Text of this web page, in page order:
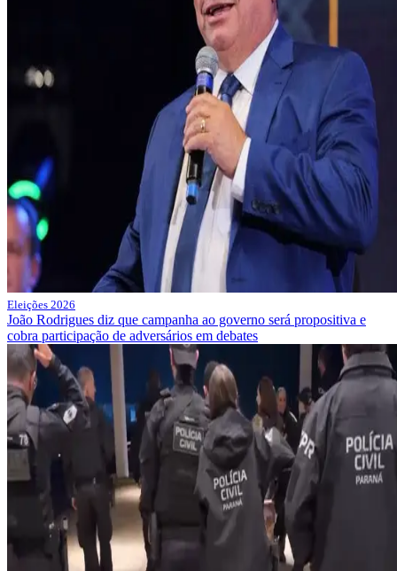
Eleições 2026
João Rodrigues diz que campanha ao governo será propositiva e
cobra participação de adversários em debates